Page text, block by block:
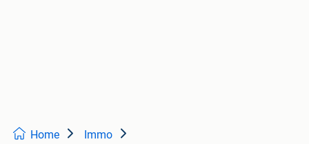
Home Immo